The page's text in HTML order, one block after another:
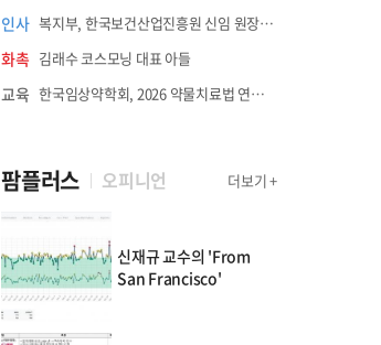
인사 복지부, 한국보건산업진흥원 신임 원장에 고상백 교수 임명
화촉 김래수 코스모닝 대표 아들
교육 한국임상약학회, 2026 약물치료법 연수강좌 8월 21일 개최
팜플러스 오피니언 더보기 +
신재규 교수의 'From
San Francisco'